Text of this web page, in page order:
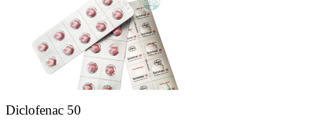
Diclofenac 50